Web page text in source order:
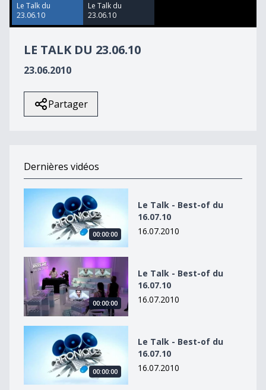
24
seconds
Le Talk du
23.06.10
Le Talk du
23.06.10
LE TALK DU 23.06.10
23.06.2010
Partager
Dernières vidéos
Le Talk - Best-of du 16.07.10
00:00:00
Le Talk - Best-of du
16.07.10
16.07.2010
Le Talk - Best-of du 16.07.10
00:00:00
Le Talk - Best-of du
16.07.10
16.07.2010
Le Talk - Best-of du 16.07.10
00:00:00
Le Talk - Best-of du
16.07.10
16.07.2010